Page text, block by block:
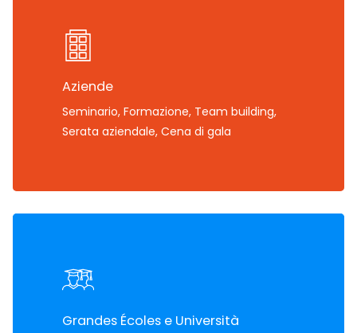
Aziende
Seminario, Formazione, Team building,
Serata aziendale, Cena di gala
Grandes Écoles e Università